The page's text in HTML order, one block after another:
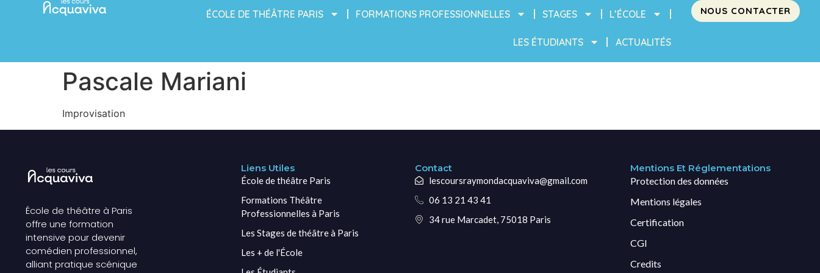
ÉCOLE DE THÉÂTRE PARIS FORMATIONS PROFESSIONNELLES STAGES L’ÉCOLE
LES ÉTUDIANTS ACTUALITÉS
NOUS CONTACTER
Pascale Mariani
Improvisation
École de théâtre à Paris
offre une formation
intensive pour devenir
comédien professionnel,
alliant pratique scénique
Liens Utiles
École de théâtre Paris
Formations Théâtre
Professionnelles à Paris
Les Stages de théâtre à Paris
Les + de l'École
Contact
lescoursraymondacquaviva@gmail.com
06 13 21 43 41
34 rue Marcadet, 75018 Paris
Mentions Et Réglementations
Protection des données
Mentions légales
Certification
CGI
Credits